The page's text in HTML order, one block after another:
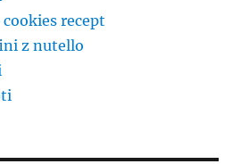
recept
z nutello